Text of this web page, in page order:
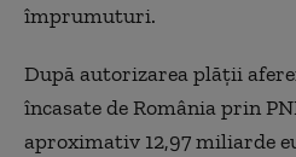
împrumuturi.
După autorizarea plății
încasate de România prin
aproximativ 12,97 miliarde